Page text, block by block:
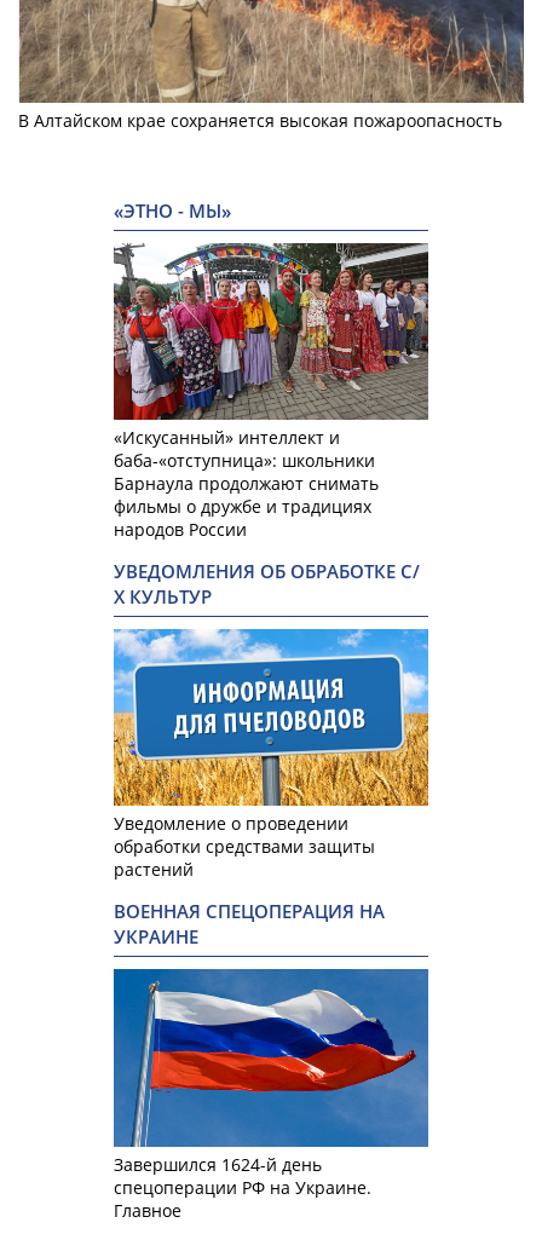
В Алтайском крае сохраняется высокая пожароопасность
«ЭТНО - МЫ»
«Искусанный» интеллект и
баба-«отступница»: школьники
Барнаула продолжают снимать
фильмы о дружбе и традициях
народов России
УВЕДОМЛЕНИЯ ОБ ОБРАБОТКЕ С/
Х КУЛЬТУР
Уведомление о проведении
обработки средствами защиты
растений
ВОЕННАЯ СПЕЦОПЕРАЦИЯ НА
УКРАИНЕ
Завершился 1624-й день
спецоперации РФ на Украине.
Главное